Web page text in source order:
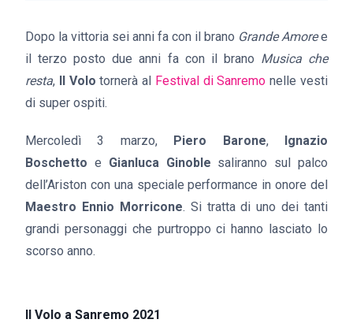
Dopo la vittoria sei anni fa con il brano Grande Amoree
il terzo posto due anni fa con il brano Musica che
resta, Il Volo tornerà al Festival di Sanremo nelle vesti
di super ospiti.
Mercoledì 3 marzo, Piero Barone, Ignazio
Boschetto e Gianluca Ginoble saliranno sul palco
dell’Ariston con una speciale performance in onore del
Maestro Ennio Morricone. Si tratta di uno dei tanti
grandi personaggi che purtroppo ci hanno lasciato lo
scorso anno.
Il Volo a Sanremo 2021